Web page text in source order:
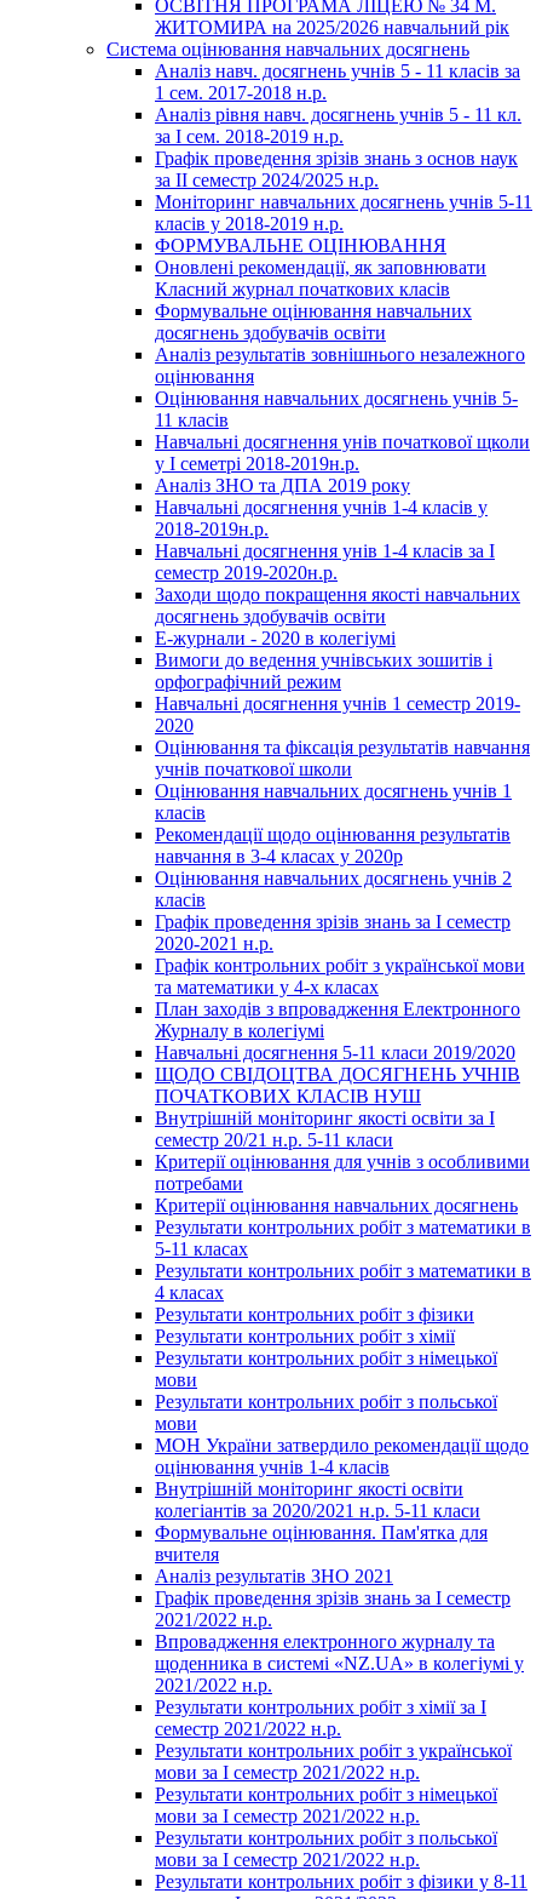
ОСВІТНЯ ПРОГРАМА ЛІЦЕЮ № 34 М.
ЖИТОМИРА на 2025/2026 навчальний рік
Система оцінювання навчальних досягнень
Аналіз навч. досягнень учнів 5 - 11 класів за
1 сем. 2017-2018 н.р.
Аналіз рівня навч. досягнень учнів 5 - 11 кл.
за І сем. 2018-2019 н.р.
Графік проведення зрізів знань з основ наук
за ІІ семестр 2024/2025 н.р.
Моніторинг навчальних досягнень учнів 5-11
класів у 2018-2019 н.р.
ФОРМУВАЛЬНЕ ОЦІНЮВАННЯ
Оновлені рекомендації, як заповнювати
Класний журнал початкових класів
Формувальне оцінювання навчальних
досягнень здобувачів освіти
Аналіз результатів зовнішнього незалежного
оцінювання
Оцінювання навчальних досягнень учнів 5-
11 класів
Навчальні досягнення унів початкової щколи
у І семетрі 2018-2019н.р.
Аналіз ЗНО та ДПА 2019 року
Навчальні досягнення учнів 1-4 класів у
2018-2019н.р.
Навчальні досягнення унів 1-4 класів за І
семестр 2019-2020н.р.
Заходи щодо покращення якості навчальних
досягнень здобувачів освіти
Е-журнали - 2020 в колегіумі
Вимоги до ведення учнівських зошитів і
орфографічний режим
Навчальні досягнення учнів 1 семестр 2019-
2020
Оцінювання та фіксація результатів навчання
учнів початкової школи
Оцінювання навчальних досягнень учнів 1
класів
Рекомендації щодо оцінювання результатів
навчання в 3-4 класах у 2020р
Оцінювання навчальних досягнень учнів 2
класів
Графік проведення зрізів знань за І семестр
2020-2021 н.р.
Графік контрольних робіт з української мови
та математики у 4-х класах
План заходів з впровадження Електронного
Журналу в колегіумі
Навчальні досягнення 5-11 класи 2019/2020
ЩОДО СВІДОЦТВА ДОСЯГНЕНЬ УЧНІВ
ПОЧАТКОВИХ КЛАСІВ НУШ
Внутрішній моніторинг якості освіти за І
семестр 20/21 н.р. 5-11 класи
Критерії оцінювання для учнів з особливими
потребами
Критерії оцінювання навчальних досягнень
Результати контрольних робіт з математики в
5-11 класах
Результати контрольних робіт з математики в
4 класах
Результати контрольних робіт з фізики
Результати контрольних робіт з хімії
Результати контрольних робіт з німецької
мови
Результати контрольних робіт з польської
мови
МОН України затвердило рекомендації щодо
оцінювання учнів 1-4 класів
Внутрішній моніторинг якості освіти
колегіантів за 2020/2021 н.р. 5-11 класи
Формувальне оцінювання. Пам'ятка для
вчителя
Аналіз результатів ЗНО 2021
Графік проведення зрізів знань за І семестр
2021/2022 н.р.
Впровадження електронного журналу та
щоденника в системі «NZ.UA» в колегіумі у
2021/2022 н.р.
Результати контрольних робіт з хімії за І
семестр 2021/2022 н.р.
Результати контрольних робіт з української
мови за І семестр 2021/2022 н.р.
Результати контрольних робіт з німецької
мови за І семестр 2021/2022 н.р.
Результати контрольних робіт з польської
мови за І семестр 2021/2022 н.р.
Результати контрольних робіт з фізики у 8-11